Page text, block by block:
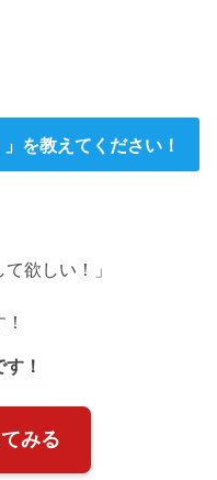
を教えてください！
欲しい！」
！
みる